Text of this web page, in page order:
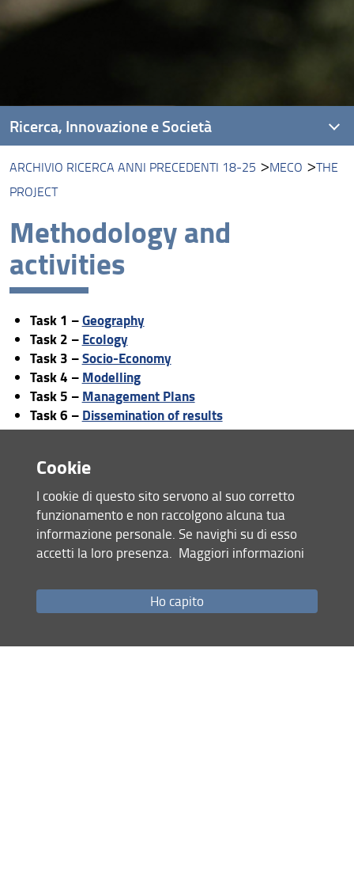
ARCHIVIO RICERCA ANNI PRECEDENTI 18-25 MECO
THE
PROJECT
Methodology and
activities
Task 1 –Geography
Task 2 – Ecology
Task 3 –Socio-Economy
Task 4 – Modelling
Task 5 – Management Plans
Task 6 – Dissemination of results
The researches and activities of the MECO Project have
been carried on by two following Projects:
1. the MEDCORE project (2002-2005), ICA3-CT2002-
10003 , V FP
2. the WADI project (2005-2008), INCO-CT2005-015226,
Ricerca, Innovazione e Società
Unità di ricerca
Risultati e impatto
Collabora con noi
ARCHIVIO RICERCA ANNI PRECEDENTI 18-25
Cookie
I cookie di questo sito servono al suo corretto
funzionamento e non raccolgono alcuna tua
informazione personale. Se navighi su di esso
accetti la loro presenza. Maggiori informazioni
Ho capito